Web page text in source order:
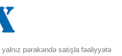
pərakəndə satışla fəaliyyətə